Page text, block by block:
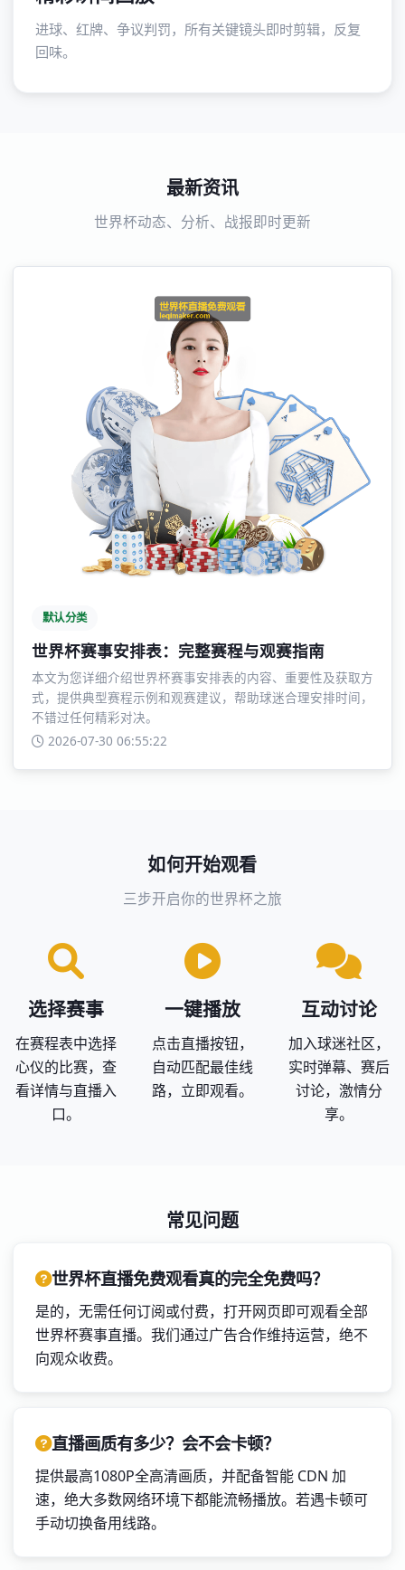
进球、红牌、争议判罚，所有关键镜头即时剪辑，反复
回味。
最新资讯
世界杯动态、分析、战报即时更新
默认分类
世界杯赛事安排表：完整赛程与观赛指南
本文为您详细介绍世界杯赛事安排表的内容、重要性及获取方
式，提供典型赛程示例和观赛建议，帮助球迷合理安排时间，
不错过任何精彩对决。
2026-07-30 06:55:22
如何开始观看
三步开启你的世界杯之旅
选择赛事
在赛程表中选择
心仪的比赛，查
看详情与直播入
口。
一键播放
点击直播按钮，
自动匹配最佳线
路，立即观看。
互动讨论
加入球迷社区，
实时弹幕、赛后
讨论，激情分
享。
常见问题
世界杯直播免费观看真的完全免费吗？
是的，无需任何订阅或付费，打开网页即可观看全部
世界杯赛事直播。我们通过广告合作维持运营，绝不
向观众收费。
直播画质有多少？会不会卡顿？
提供最高1080P全高清画质，并配备智能 CDN 加
速，绝大多数网络环境下都能流畅播放。若遇卡顿可
手动切换备用线路。